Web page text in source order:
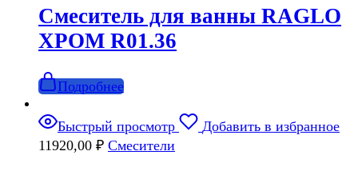
Смеситель для ванны RAGLO
ХРОМ R01.36
Подробнее
Быстрый просмотр
Добавить в избранное
11920,00 ₽ Смесители